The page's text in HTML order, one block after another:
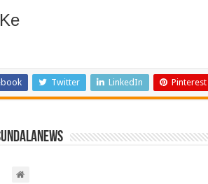
Twitter LinkedIn Pinterest